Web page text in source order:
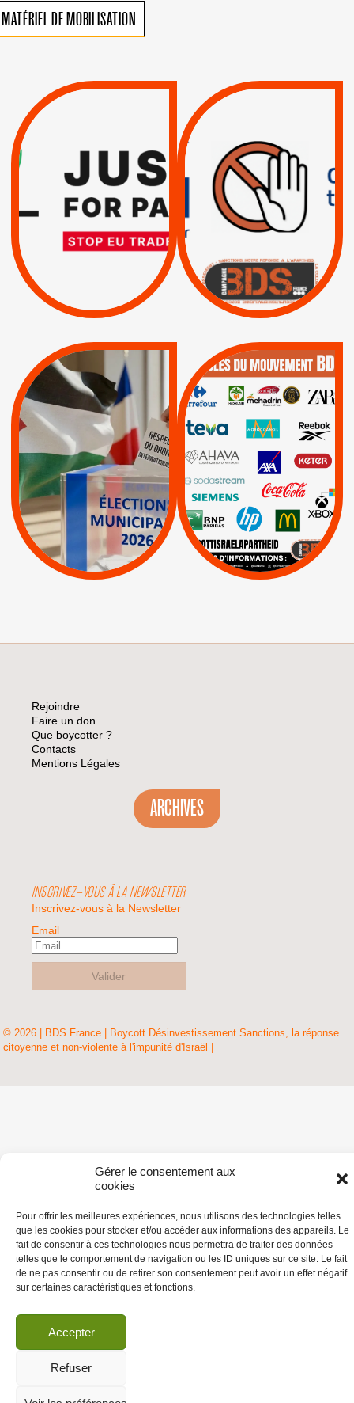
Gérer le consentement aux
cookies
Pour offrir les meilleures expériences, nous utilisons des technologies telles
que les cookies pour stocker et/ou accéder aux informations des appareils. Le
fait de consentir à ces technologies nous permettra de traiter des données
telles que le comportement de navigation ou les ID uniques sur ce site. Le fait
de ne pas consentir ou de retirer son consentement peut avoir un effet négatif
sur certaines caractéristiques et fonctions.
Accepter
Refuser
MATÉRIEL DE MOBILISATION
VIOLATIONS DES
SUSPENSION
TOTALE DE
L’ACCORD
D’ASSOCIATION UE-
ISRAËL
| Actus Pétitions
RESPECT DU DROIT
INTERNATIONAL ?
TRUMP, MACRON :
MÊME COMBAT
| Actus |
| Boycott militaire |
Lettres d'interpellation
MUNICIPALES 2026 :
JE VOTE POUR LE
RESPECT DU DROIT
INTERNATIONAL EN
PALESTINE
APPELS | Actus
Espaces Sans
Apartheid
| Lettres d'interpellation
Pétitions
QUE BOYCOTTER ?
BOYCOTT /
AXA BNP | CAF |
Carrefour | HP |
Keter |
Livres et brochures |
Mehadrin | PUMA
Sodastream |
Visuels, tracts,
affiches,...
Rejoindre
Faire un don
Que boycotter ?
Contacts
Mentions Légales
ARCHIVES
INSCRIVEZ-VOUS À LA NEWSLETTER
Inscrivez-vous à la Newsletter
Email
Valider
© 2026 | BDS France | Boycott Désinvestissement Sanctions, la réponse
citoyenne et non-violente à l'impunité d'Israël |